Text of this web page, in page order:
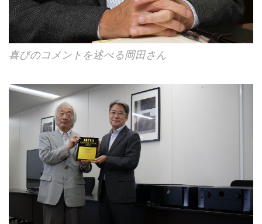
喜びのコメントを述べる岡田さん